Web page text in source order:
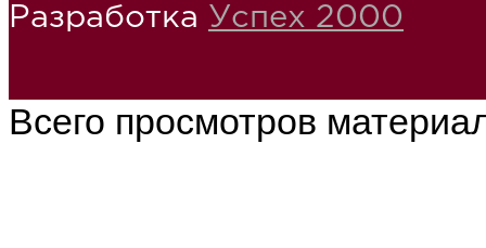
Разработка Успех 2000
Всего просмотров